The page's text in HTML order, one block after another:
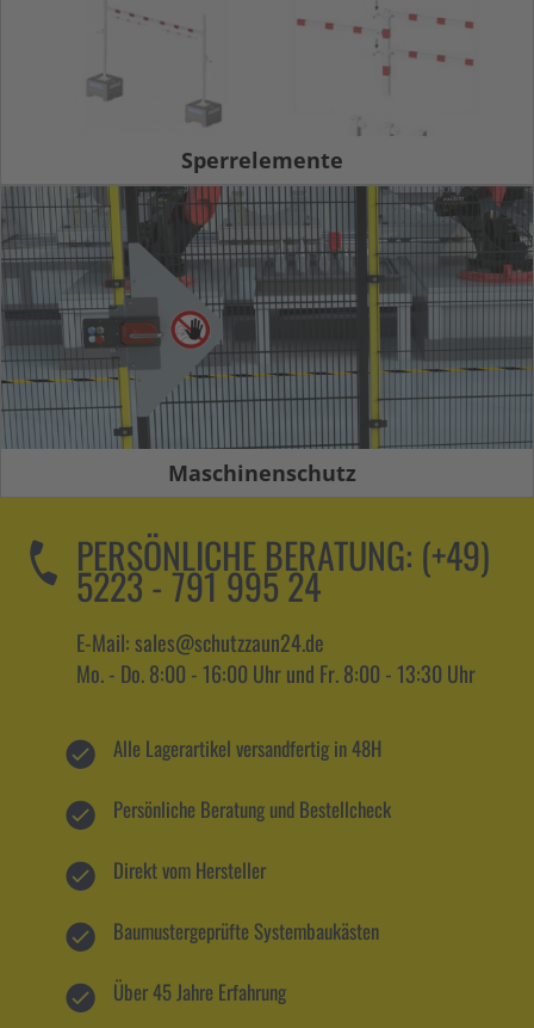
Sperrelemente
Maschinenschutz
PERSÖNLICHE BERATUNG: (+49)
5223 - 791 995 24
E-Mail: sales@schutzzaun24.de
Mo. - Do. 8:00 - 16:00 Uhr und Fr. 8:00 - 13:30 Uhr
Alle Lagerartikel versandfertig in 48H
Persönliche Beratung und Bestellcheck
Direkt vom Hersteller
Baumustergeprüfte Systembaukästen
Über 45 Jahre Erfahrung